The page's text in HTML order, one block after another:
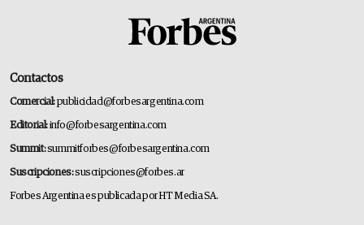
Contactos
Comercial:publicidad@forbesargentina.com
Editorial:info@forbesargentina.com
Summit:summitforbes@forbesargentina.com
Suscripciones:suscripciones@forbes.ar
Forbes Argentina es publicada por HT Media SA.